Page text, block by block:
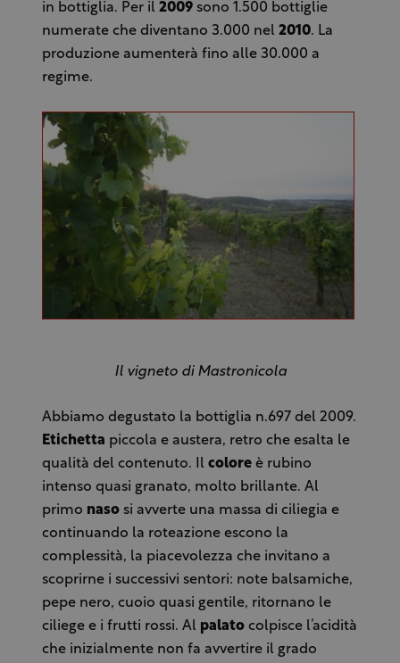
in bottiglia. Per il 2009sono 1.500 bottiglie
numerate che diventano 3.000 nel 2010. La
produzione aumenterà fino alle 30.000 a
regime.
Il vigneto di Mastronicola
Abbiamo degustato la bottiglia n.697 del 2009.
Etichetta piccola e austera, retro che esalta le
qualità del contenuto. Il coloreè rubino
intenso quasi granato, molto brillante. Al
primo nasosi avverte una massa di ciliegia e
continuando la roteazione escono la
complessità, la piacevolezza che invitano a
scoprirne i successivi sentori: note balsamiche,
pepe nero, cuoio quasi gentile, ritornano le
ciliege e i frutti rossi. Al palatocolpisce l’acidità
che inizialmente non fa avvertire il grado